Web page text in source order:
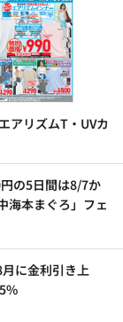
アリズムT・UVカ
の5日間は8/7か
海本まぐろ」フェ
に金利引き上